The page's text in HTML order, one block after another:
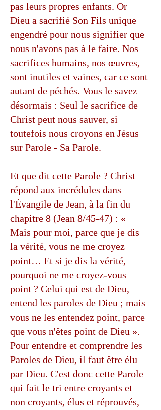
pas leurs propres enfants. Or
Dieu a sacrifié Son Fils unique
engendré pour nous signifier que
nous n'avons pas à le faire. Nos
sacrifices humains, nos œuvres,
sont inutiles et vaines, car ce sont
autant de péchés. Vous le savez
désormais : Seul le sacrifice de
Christ peut nous sauver, si
toutefois nous croyons en Jésus
sur Parole - Sa Parole.
Et que dit cette Parole ? Christ
répond aux incrédules dans
l'Évangile de Jean, à la fin du
chapitre 8 (Jean 8/45-47) : «
Mais pour moi, parce que je dis
la vérité, vous ne me croyez
point… Et si je dis la vérité,
pourquoi ne me croyez-vous
point ? Celui qui est de Dieu,
entend les paroles de Dieu ; mais
vous ne les entendez point, parce
que vous n'êtes point de Dieu ».
Pour entendre et comprendre les
Paroles de Dieu, il faut être élu
par Dieu. C'est donc cette Parole
qui fait le tri entre croyants et
non croyants, élus et réprouvés,